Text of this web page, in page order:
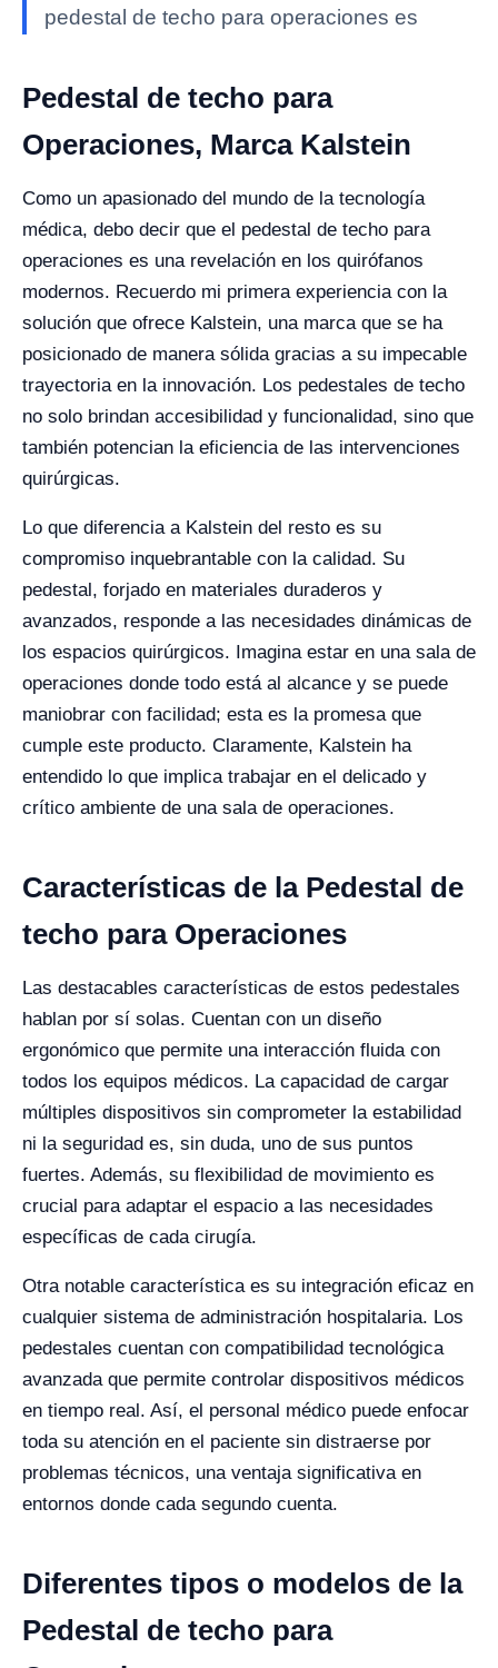
pedestal de techo para operaciones es
Pedestal de techo para
Operaciones, Marca Kalstein
Como un apasionado del mundo de la tecnología
médica, debo decir que el pedestal de techo para
operaciones es una revelación en los quirófanos
modernos. Recuerdo mi primera experiencia con la
solución que ofrece Kalstein, una marca que se ha
posicionado de manera sólida gracias a su impecable
trayectoria en la innovación. Los pedestales de techo
no solo brindan accesibilidad y funcionalidad, sino que
también potencian la eficiencia de las intervenciones
quirúrgicas.
Lo que diferencia a Kalstein del resto es su
compromiso inquebrantable con la calidad. Su
pedestal, forjado en materiales duraderos y
avanzados, responde a las necesidades dinámicas de
los espacios quirúrgicos. Imagina estar en una sala de
operaciones donde todo está al alcance y se puede
maniobrar con facilidad; esta es la promesa que
cumple este producto. Claramente, Kalstein ha
entendido lo que implica trabajar en el delicado y
crítico ambiente de una sala de operaciones.
Características de la Pedestal de
techo para Operaciones
Las destacables características de estos pedestales
hablan por sí solas. Cuentan con un diseño
ergonómico que permite una interacción fluida con
todos los equipos médicos. La capacidad de cargar
múltiples dispositivos sin comprometer la estabilidad
ni la seguridad es, sin duda, uno de sus puntos
fuertes. Además, su flexibilidad de movimiento es
crucial para adaptar el espacio a las necesidades
específicas de cada cirugía.
Otra notable característica es su integración eficaz en
cualquier sistema de administración hospitalaria. Los
pedestales cuentan con compatibilidad tecnológica
avanzada que permite controlar dispositivos médicos
en tiempo real. Así, el personal médico puede enfocar
toda su atención en el paciente sin distraerse por
problemas técnicos, una ventaja significativa en
entornos donde cada segundo cuenta.
Diferentes tipos o modelos de la
Pedestal de techo para